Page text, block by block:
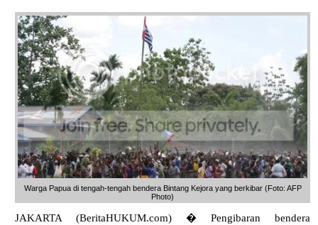
Warga Papua di tengah-tengah bendera Bintang Kejora yang berkibar (Foto: AFP
Photo)
JAKARTA (BeritaHUKUM.com) � Pengibaran bendera